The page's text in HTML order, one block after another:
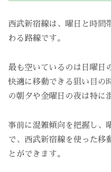
西武新宿線は、曜日と時間
わる路線です。
最も空いているのは日曜日
快適に移動できる狙い目の
の朝夕や金曜日の夜は特に
事前に混雑傾向を把握し、
で、西武新宿線を使った移
とができます。